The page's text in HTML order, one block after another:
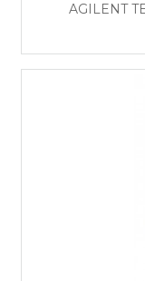
AGILENT